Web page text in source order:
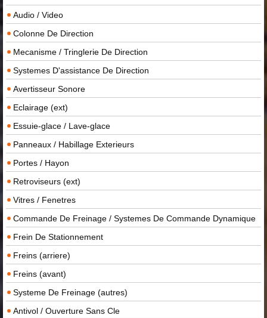
Audio / Video
Colonne De Direction
Mecanisme / Tringlerie De Direction
Systemes D'assistance De Direction
Avertisseur Sonore
Eclairage (ext)
Essuie-glace / Lave-glace
Panneaux / Habillage Exterieurs
Portes / Hayon
Retroviseurs (ext)
Vitres / Fenetres
Commande De Freinage / Systemes De Commande Dynamique
Frein De Stationnement
Freins (arriere)
Freins (avant)
Systeme De Freinage (autres)
Antivol / Ouverture Sans Cle